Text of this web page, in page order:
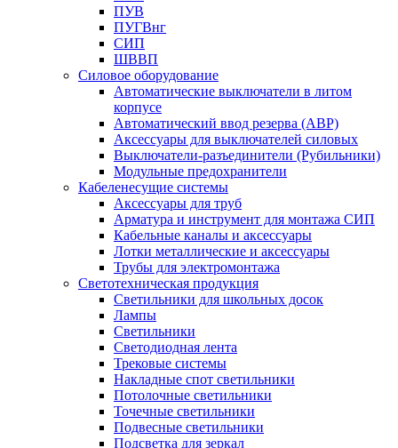
ПУВ
ПУГВнг
СИП
ШВВП
Силовое оборудование
Автоматические выключатели в литом
корпусе
Автоматический ввод резерва (АВР)
Аксессуары для выключателей силовых
Выключатели-разъединители (Рубильники)
Модульные предохранители
Кабеленесущие системы
Аксессуары для труб
Арматура и инструмент для монтажа СИП
Кабельные каналы и аксессуары
Лотки металлические и аксессуары
Трубы для электромонтажа
Светотехническая продукция
Светильники для школьных досок
Лампы
Светильники
Светодиодная лента
Трековые системы
Накладные спот светильники
Потолочные светильники
Точечные светильники
Подвесные светильники
Подсветка для зеркал